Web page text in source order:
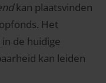
kan plaatsvinden
Het
de huidige
kan leiden